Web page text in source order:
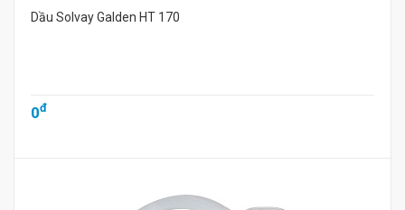
Dầu Solvay Galden HT 170
0đ